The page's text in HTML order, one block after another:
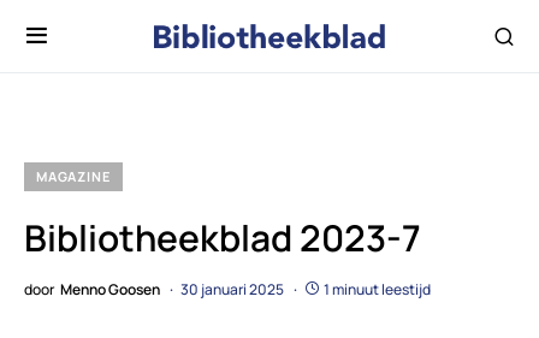
MAGAZINE
Bibliotheekblad 2023-7
door Menno Goosen 30 januari 2025 1 minuut leestijd